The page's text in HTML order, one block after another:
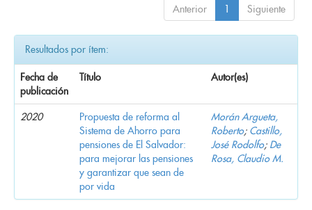
Anterior 1 Siguiente
Resultados por ítem:
Fecha de
publicación
Título Autor(es)
2020
Propuesta de reforma al
Sistema de Ahorro para
pensiones de El Salvador:
para mejorar las pensiones
y garantizar que sean de
por vida
Morán Argueta,
Roberto; Castillo,
José Rodolfo; De
Rosa, Claudio M.